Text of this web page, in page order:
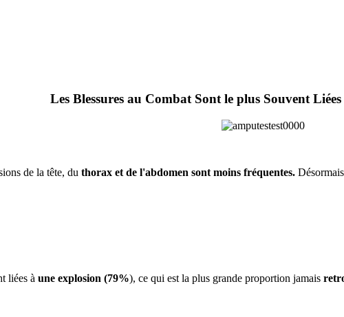
Les Blessures au Combat Sont le plus Souvent
de la tête, du thorax et de l'abdomen sont moins fréquentes.
liées à une explosion (79%), ce qui est la plus grande proportion jamais